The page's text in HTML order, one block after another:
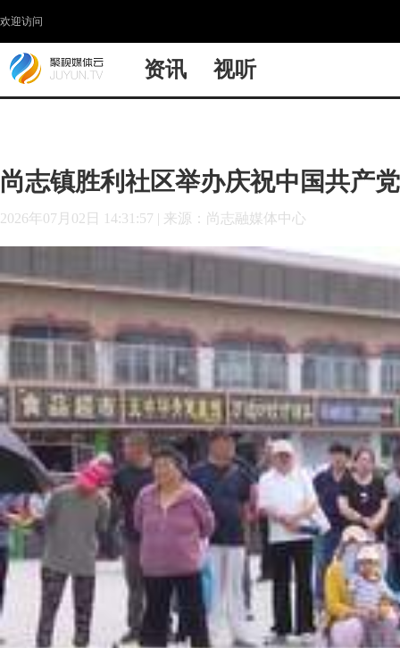
欢迎访问
资讯 视听
尚志镇胜利社区举办庆祝中国共产
2026年07月02日 14:31:57 | 来源：尚志融媒体中心